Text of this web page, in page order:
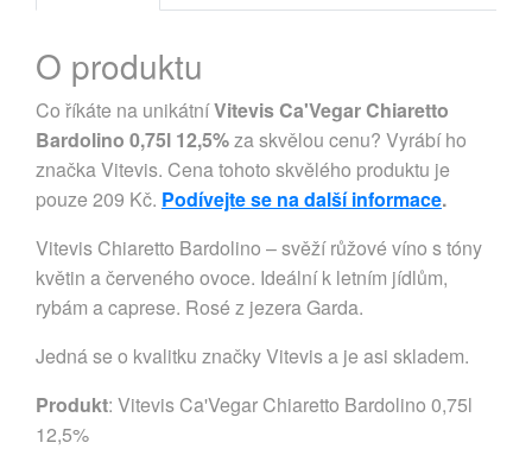
O produktu
Co říkáte na unikátníVitevis Ca'Vegar Chiaretto
Bardolino 0,75l 12,5%za skvělou cenu? Vyrábí ho
značka Vitevis. Cena tohoto skvělého produktu je
pouze 209 Kč. Podívejte se na další informace.
Vitevis Chiaretto Bardolino – svěží růžové víno s tóny
květin a červeného ovoce. Ideální k letním jídlům,
rybám a caprese. Rosé z jezera Garda.
Jedná se o kvalitku značky Vitevis a je asi skladem.
Produkt: Vitevis Ca'Vegar Chiaretto Bardolino 0,75l
12,5%